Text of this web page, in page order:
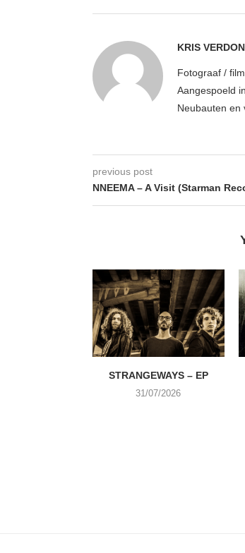
KRIS
Fotograaf /
Aangespoeld
Neubauten en
previous post
NNEEMA – A Visit (Starman
STRANGEWAYS – EP
31/07/2026